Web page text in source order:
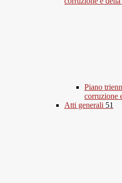
Piano
corruzione
Atti generali 51